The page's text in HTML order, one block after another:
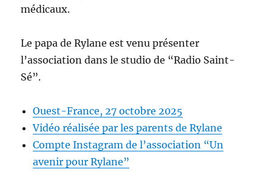
médicaux.
Le papa de Rylane est venu présenter
l’association dans le studio de “Radio Saint-
Sé”.
Ouest-France, 27 octobre 2025
Vidéo réalisée par les parents de Rylane
Compte Instagram de l’association “Un
avenir pour Rylane”